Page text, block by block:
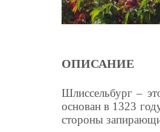
ОПИСАНИЕ
Шлиссельбург –
основан в 1323
стороны